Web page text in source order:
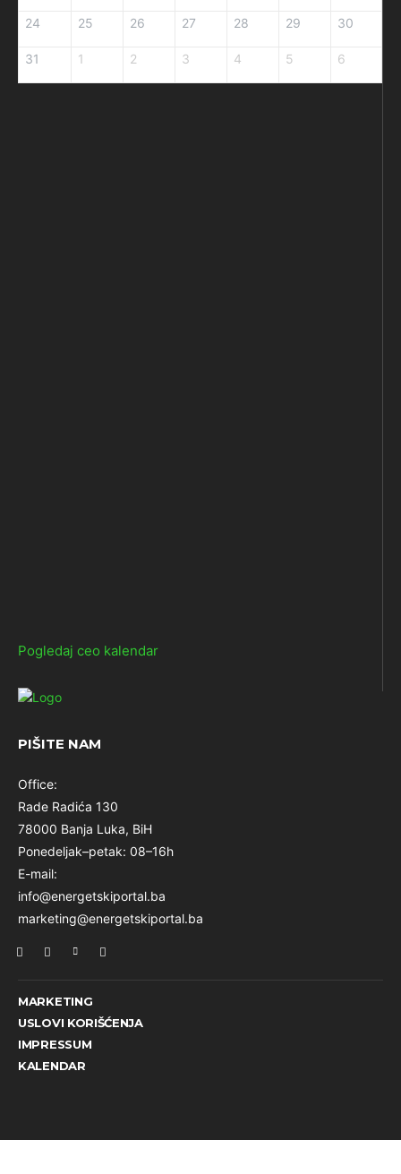
24 25 26 27 28 29 30
31 1 2 3 4 5 6
Pogledaj ceo kalendar
PIŠITE NAM
Office:
Rade Radića 130
78000 Banja Luka, BiH
Ponedeljak–petak: 08–16h
E-mail:
info@energetskiportal.ba
marketing@energetskiportal.ba
MARKETING
USLOVI KORIŠĆENJA
IMPRESSUM
KALENDAR